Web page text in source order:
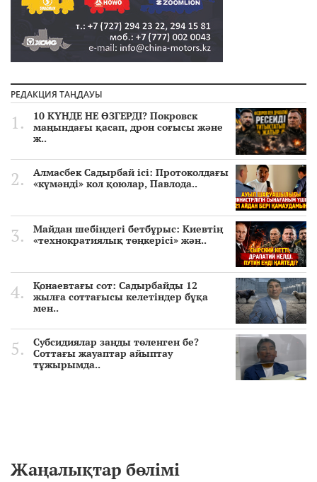
РЕДАКЦИЯ ТАҢДАУЫ
10 КҮНДЕ НЕ ӨЗГЕРДІ? Покровск
маңындағы қасап, дрон соғысы және
ж..
Алмасбек Садырбай ісі: Протоколдағы
«күмәнді» кол қоюлар, Павлода..
Майдан шебіндегі бетбұрыс: Киевтің
«технократиялық төңкерісі» жән..
Қонаевтағы сот: Садырбайды 12
жылға соттағысы келетіндер бұқа
мен..
Субсидиялар заңды төленген бе?
Соттағы жауаптар айыптау
тұжырымда..
Жаңалықтар бөлімі